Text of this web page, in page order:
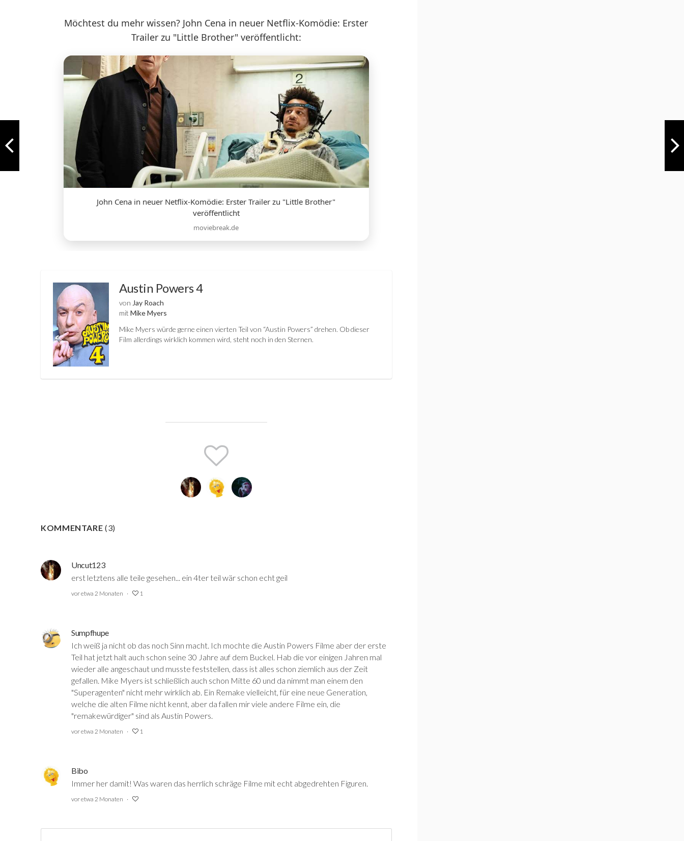
Möchtest du mehr wissen? John Cena in neuer Netflix-Komödie: Erster
Trailer zu "Little Brother" veröffentlicht:
John Cena in neuer Netflix-Komödie: Erster Trailer zu "Little Brother"
veröffentlicht
moviebreak.de
Austin Powers 4
von Jay Roach
mit Mike Myers
Mike Myers würde gerne einen vierten Teil von “Austin Powers” drehen. Ob dieser
Film allerdings wirklich kommen wird, steht noch in den Sternen.
KOMMENTARE(3)
Uncut123
erst letztens alle teile gesehen... ein 4ter teil wär schon echt geil
vor etwa 2 Monaten 1
Sumpfhupe
Ich weiß ja nicht ob das noch Sinn macht. Ich mochte die Austin Powers Filme aber der erste
Teil hat jetzt halt auch schon seine 30 Jahre auf dem Buckel. Hab die vor einigen Jahren mal
wieder alle angeschaut und musste feststellen, dass ist alles schon ziemlich aus der Zeit
gefallen. Mike Myers ist schließlich auch schon Mitte 60 und da nimmt man einem den
"Superagenten" nicht mehr wirklich ab. Ein Remake vielleicht, für eine neue Generation,
welche die alten Filme nicht kennt, aber da fallen mir viele andere Filme ein, die
"remakewürdiger" sind als Austin Powers.
vor etwa 2 Monaten 1
Bibo
Immer her damit! Was waren das herrlich schräge Filme mit echt abgedrehten Figuren.
vor etwa 2 Monaten